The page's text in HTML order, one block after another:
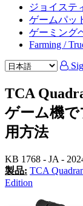
ジョイステ
ゲームパッ
ゲーミング
Farming /
TCA
ゲーム機
用方法
KB 1768 - JA -
製品: TCA
Edition